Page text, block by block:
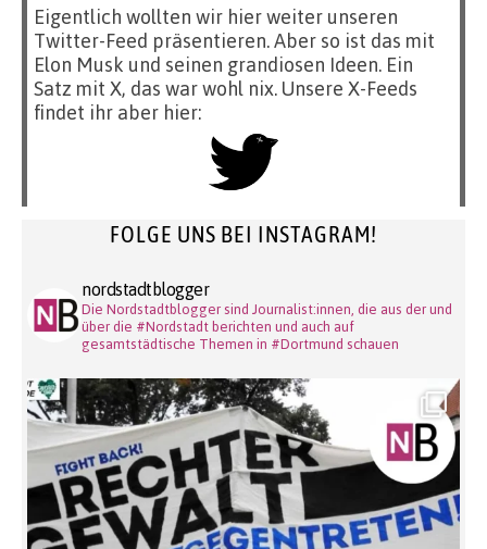
Eigentlich wollten wir hier weiter unseren
Twitter-Feed präsentieren. Aber so ist das mit
Elon Musk und seinen grandiosen Ideen. Ein
Satz mit X, das war wohl nix. Unsere X-Feeds
findet ihr aber hier:
FOLGE UNS BEI INSTAGRAM!
nordstadtblogger
Die Nordstadtblogger sind Journalist:innen, die aus der und
über die #Nordstadt berichten und auch auf
gesamtstädtische Themen in #Dortmund schauen